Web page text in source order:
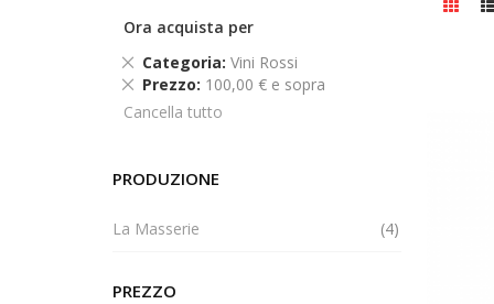
Ora acquista per
Categoria Vini Rossi
Rimuovi
questo
articolo
Prezzo 100,00 € e sopra
Rimuovi
questo
Cancella tutto
PRODUZIONE
La Masserie 4elemento
PREZZO